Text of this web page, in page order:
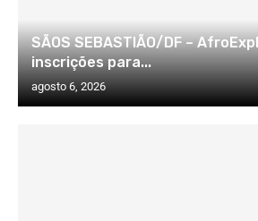
SÃOS SEBASTIÃO/DF –
inscrições para...
agosto 6, 2026